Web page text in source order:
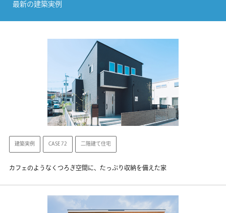
最新の建築実例
建築実例 CASE 72 二階建て住宅
カフェのようなくつろぎ空間に、たっぷり収納を備えた家